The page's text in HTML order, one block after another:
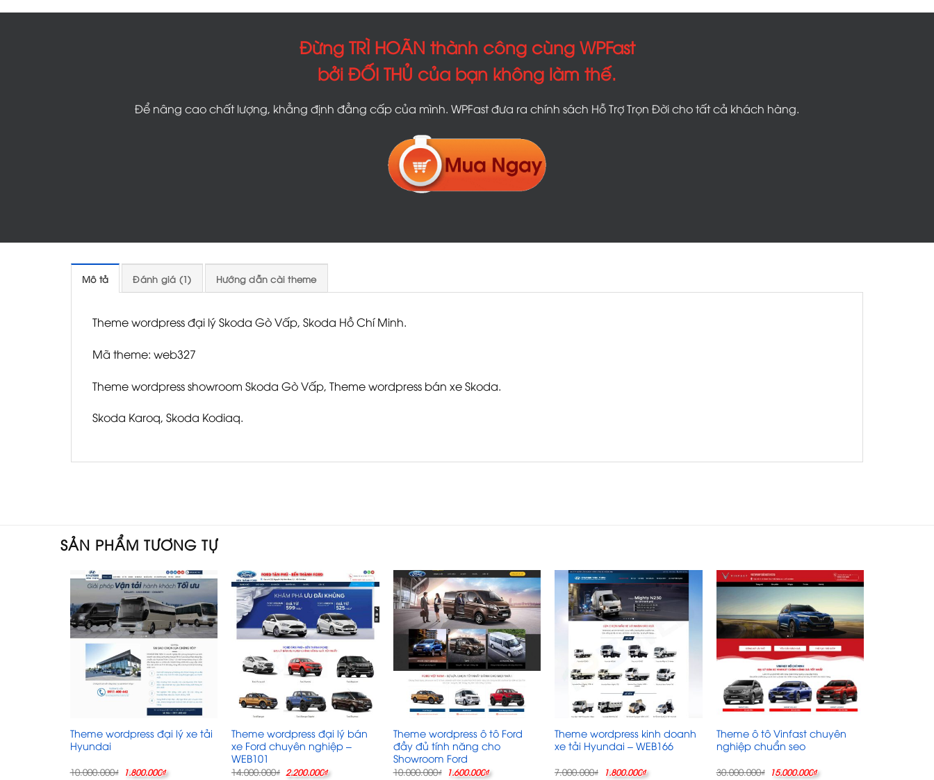
Đừng TRÌ HOÃN thành công cùng WPFast
bởi ĐỐI THỦ của bạn không làm thế.
Để nâng cao chất lượng, khẳng định đẳng cấp của mình. WPFast đưa ra chính sách Hỗ Trợ Trọn Đời cho tất cả khách hàng.
Mô tả Đánh giá (1) Hướng dẫn cài theme
Theme wordpress đại lý Skoda Gò Vấp, Skoda Hồ Chí Minh.
Mã theme: web327
Theme wordpress showroom Skoda Gò Vấp, Theme wordpress bán xe Skoda.
Skoda Karoq, Skoda Kodiaq.
SẢN PHẨM TƯƠNG TỰ
Theme wordpress đại lý xe tải
Hyundai
10.000.000₫ Giá
1.800.000₫Giá
Theme wordpress đại lý bán
xe Ford chuyên nghiệp –
WEB101
14.000.000₫ Giá
2.200.000₫Giá
Theme wordpress ô tô Ford
đầy đủ tính năng cho
Showroom Ford
10.000.000₫ Giá
1.600.000₫Giá
Theme wordpress kinh doanh
xe tải Hyundai – WEB166
7.000.000₫ Giá
1.800.000₫Giá
Theme ô tô Vinfast chuyên
nghiệp chuẩn seo
30.000.000₫ Giá
15.000.000₫Giá